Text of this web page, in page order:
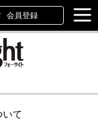
会員登録
いて